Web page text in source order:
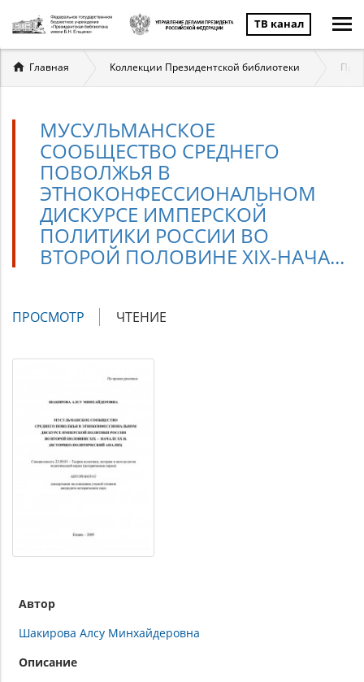
ТВ канал
Вы
здесь
Главная Коллекции Президентской библиотеки
МУСУЛЬМАНСКОЕ
СООБЩЕСТВО СРЕДНЕГО
ПОВОЛЖЬЯ В
ЭТНОКОНФЕССИОНАЛЬНОМ
ДИСКУРСЕ ИМПЕРСКОЙ
ПОЛИТИКИ РОССИИ ВО
ВТОРОЙ ПОЛОВИНЕ XIX-НАЧА...
Главные
ПРОСМОТР (АКТИВНАЯ
ЧТЕНИЕ
Автор
Шакирова Алсу Минхайдеровна
Описание